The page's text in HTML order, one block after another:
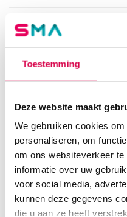
Toestemming
Deze website maakt
We gebruiken cookies
personaliseren, om
om ons websiteverkeer
informatie over uw
voor social media,
kunnen deze gegevens
die u aan ze heeft
Aantal
Uitvoering
USB
Beoordelingen (0)
Er zijn nog geen beoordelingen.
Wees de eerste om “Heine
contactplaat +
Je moetingelogd zijn om een
Op voorraad? Vandaag
Vaste klanten, vaste
Geen klein order
We scoren een
Klantenservice